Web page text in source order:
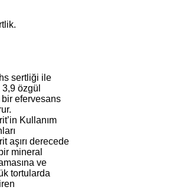
sertliği ile
özgül
bir efervesans
Kullanım
aşırı derecede
mineral
ve
tortularda